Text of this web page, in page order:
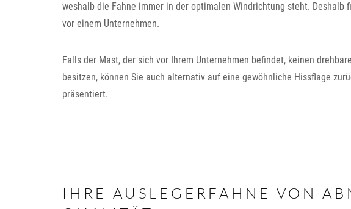
weshalb die Fahne immer in der optimalen Windrichtung steht. Deshalb
vor einem Unternehmen.
Falls der Mast, der sich vor Ihrem Unternehmen befindet, keinen
besitzen, können Sie auch alternativ auf eine gewöhnliche Hissflage
präsentiert.
IHRE AUSLEGERFAHNE VON